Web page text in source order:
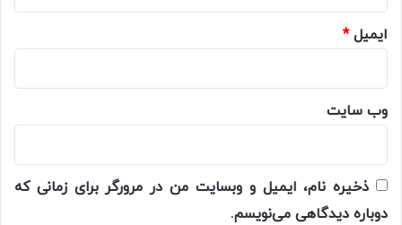
ایمیل*
وب‌ سایت
ذخیره نام، ایمیل و وبسایت من در مرورگر برای زمانی که
دوباره دیدگاهی می‌نویسم.